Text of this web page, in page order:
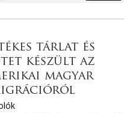
tárlat és
készült az
magyar